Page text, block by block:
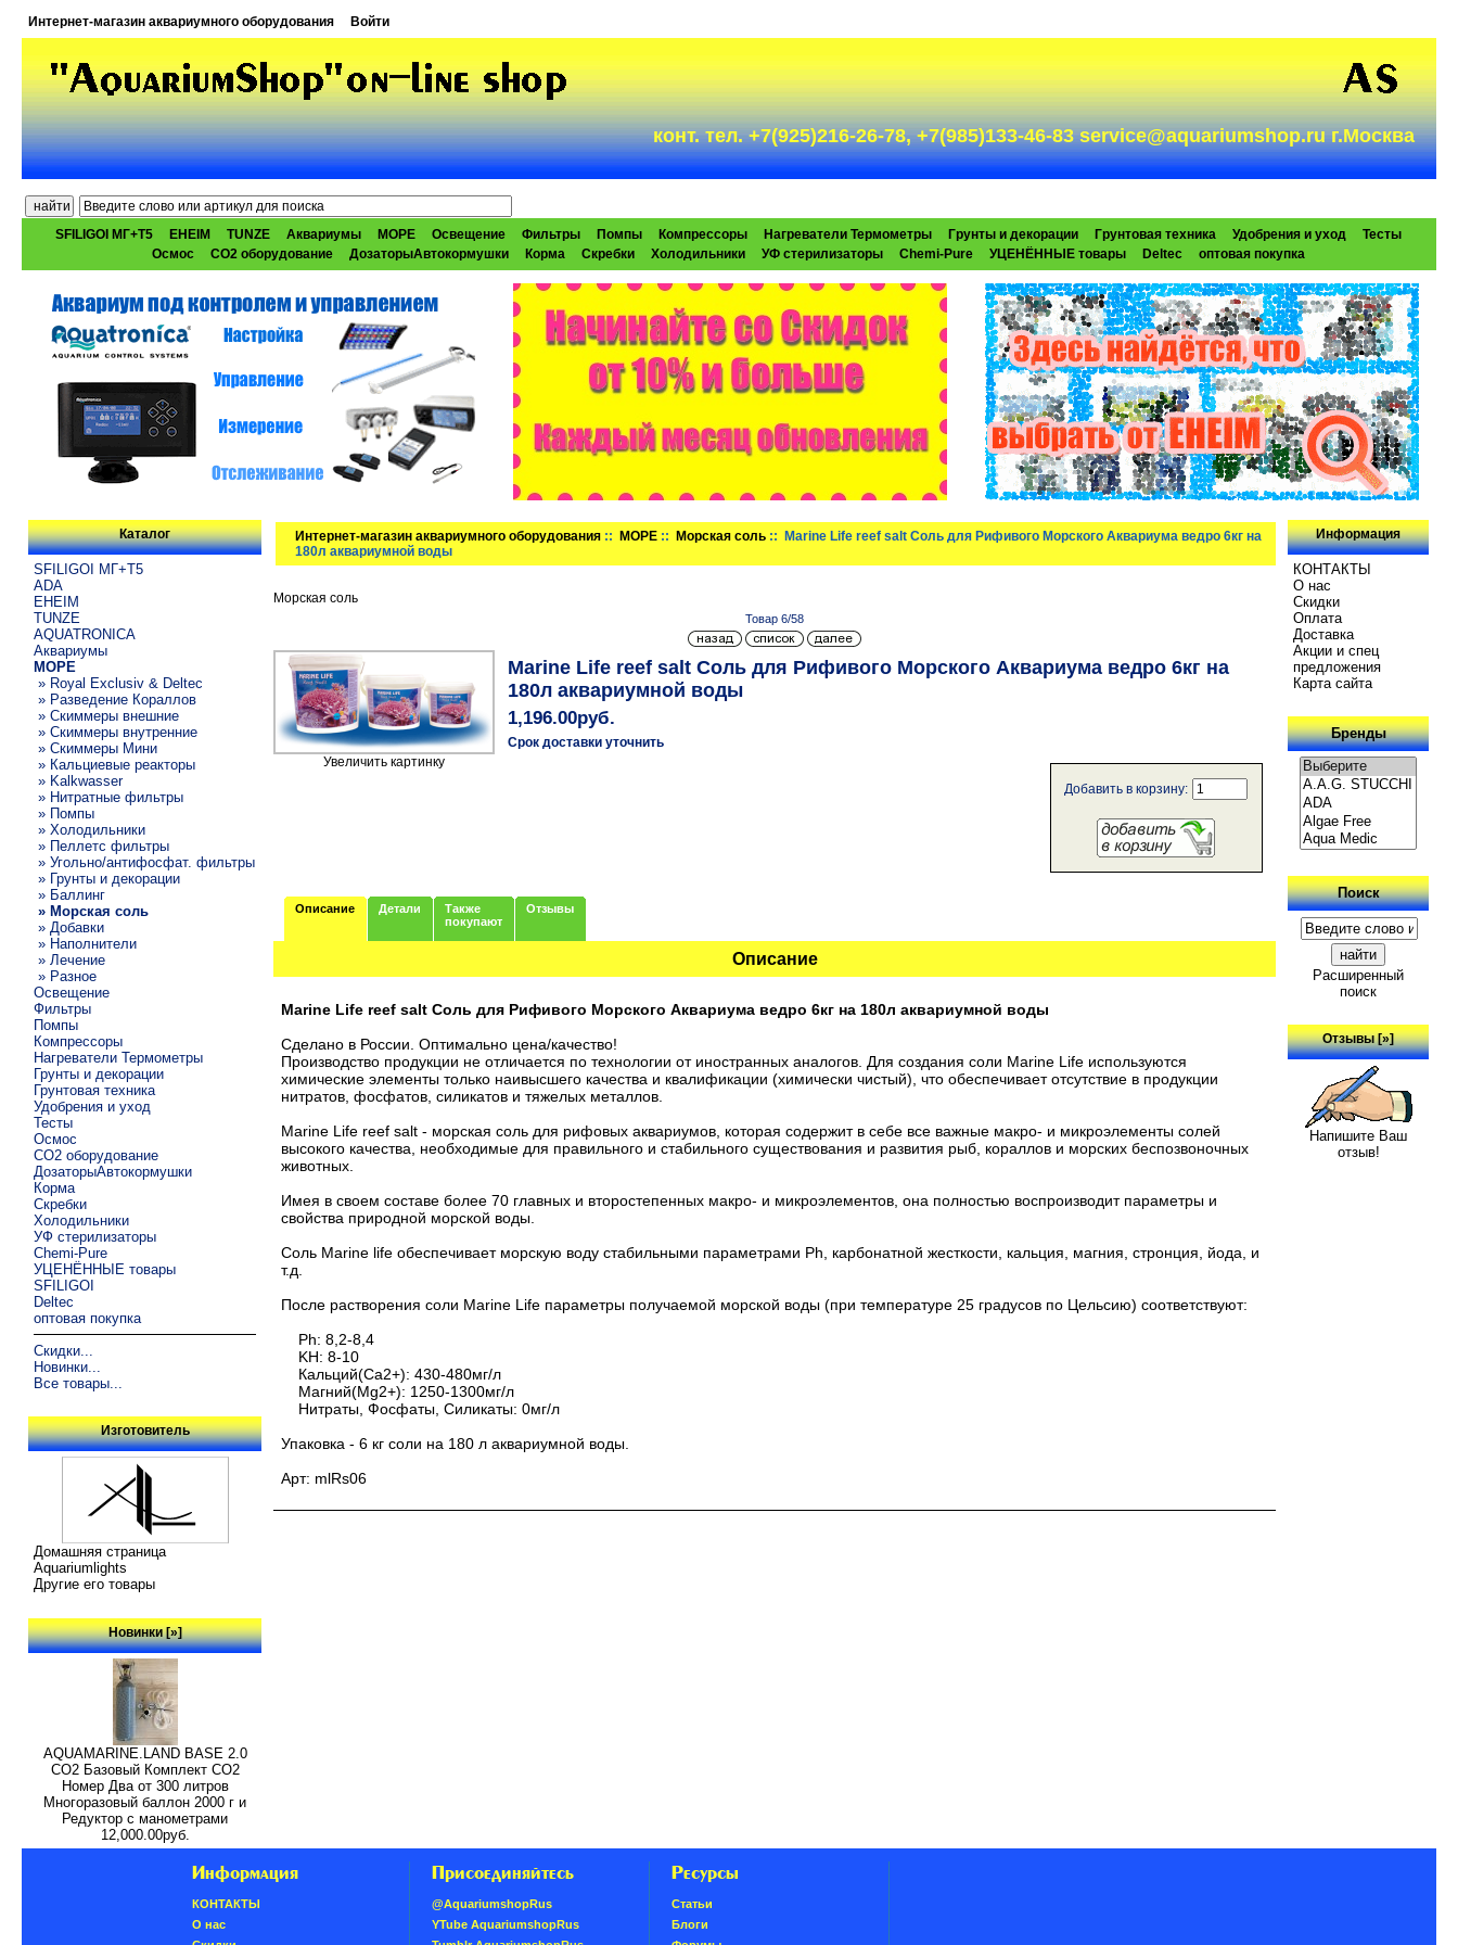
Интернет-магазин аквариумного оборудования Войти
конт. тел. +7(925)216-26-78, +7(985)133-46-83 service@aquariumshop.ru г.Москва
SFILIGOI МГ+Т5 EHEIM TUNZE Аквариумы МОРЕ Освещение Фильтры Помпы Компрессоры Нагреватели Термометры Грунты и декорации Грунтовая техника Удобрения и уход
Тесты
Осмос
CO2 оборудование ДозаторыАвтокормушки Корма Скребки Холодильники УФ стерилизаторы Chemi-Pure УЦЕНЁННЫЕ товары Deltec оптовая покупка
Каталог
SFILIGOI МГ+Т5
ADA
EHEIM
TUNZE
AQUATRONICA
Аквариумы
МОРЕ
» Royal Exclusiv & Deltec
» Разведение Кораллов
» Скиммеры внешние
» Скиммеры внутренние
» Скиммеры Мини
» Кальциевые реакторы
» Kalkwasser
» Нитратные фильтры
» Помпы
» Холодильники
» Пеллетс фильтры
» Угольно/антифосфат. фильтры
» Грунты и декорации
» Баллинг
» Морская соль
» Добавки
» Наполнители
» Лечение
» Разное
Освещение
Фильтры
Помпы
Компрессоры
Нагреватели Термометры
Грунты и декорации
Грунтовая техника
Удобрения и уход
Тесты
Осмос
CO2 оборудование
ДозаторыАвтокормушки
Корма
Скребки
Холодильники
УФ стерилизаторы
Chemi-Pure
УЦЕНЁННЫЕ товары
SFILIGOI
Deltec
оптовая покупка
Скидки...
Новинки...
Все товары...
Изготовитель
Домашняя страница
Aquariumlights
Другие его товары
Новинки [»]
AQUAMARINE.LAND BASE 2.0
СО2 Базовый Комплект СО2
Номер Два от 300 литров
Многоразовый баллон 2000 г и
Редуктор с манометрами
12,000.00руб.
Интернет-магазин аквариумного оборудования :: МОРЕ :: Морская соль :: Marine Life reef salt Соль для Рифивого Морского Аквариума ведро 6кг на
180л аквариумной воды
Морская соль
Товар 6/58
Увеличить картинку
Marine Life reef salt Соль для Рифивого Морского Аквариума ведро 6кг на
180л аквариумной воды
1,196.00руб.
Срок доставки уточнить
Добавить в корзину:
Описание Детали
Также
покупают
Отзывы
Описание
Marine Life reef salt Соль для Рифивого Морского Аквариума ведро 6кг на 180л аквариумной воды
Сделано в России. Оптимально цена/качество!
Производство продукции не отличается по технологии от иностранных аналогов. Для создания соли Marine Life используются
химические элементы только наивысшего качества и квалификации (химически чистый), что обеспечивает отсутствие в продукции
нитратов, фосфатов, силикатов и тяжелых металлов.
Marine Life reef salt - морская соль для рифовых аквариумов, которая содержит в себе все важные макро- и микроэлементы солей
высокого качества, необходимые для правильного и стабильного существования и развития рыб, кораллов и морских беспозвоночных
животных.
Имея в своем составе более 70 главных и второстепенных макро- и микроэлементов, она полностью воспроизводит параметры и
свойства природной морской воды.
Соль Marine life обеспечивает морскую воду стабильными параметрами Ph, карбонатной жесткости, кальция, магния, стронция, йода, и
т.д.
После растворения соли Marine Life параметры получаемой морской воды (при температуре 25 градусов по Цельсию) соответствуют:
Ph: 8,2-8,4
KH: 8-10
Кальций(Ca2+): 430-480мг/л
Магний(Mg2+): 1250-1300мг/л
Нитраты, Фосфаты, Силикаты: 0мг/л
Упаковка - 6 кг соли на 180 л аквариумной воды.
Арт: mlRs06
Информация
КОНТАКТЫ
О нас
Скидки
Oплатa
Доставка
Акции и спец
предложения
Карта сайта
Бренды
Поиск
Расширенный
поиск
Отзывы [»]
Напишите Ваш
отзыв!
Информация
КОНТАКТЫ
О нас
Присоединяйтесь
@AquariumshopRus
YTube AquariumshopRus
Ресурсы
Статьи
Блоги